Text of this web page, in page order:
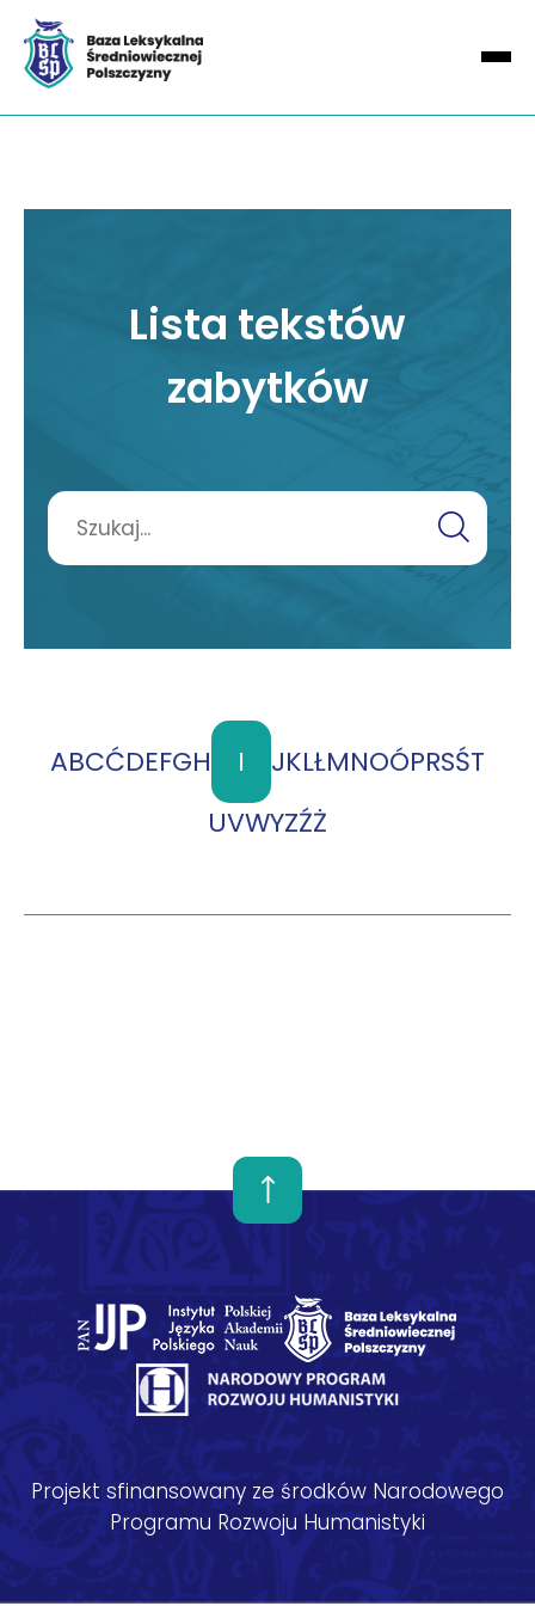
Lista tekstów
zabytków
ABCĆDEFGH I JKLŁMNOÓPRSŚT
UVWYZŹŻ
Projekt sfinansowany ze środków Narodowego
Programu Rozwoju Humanistyki